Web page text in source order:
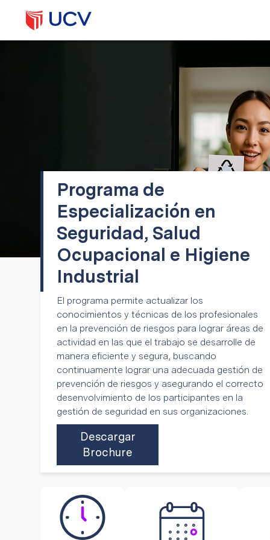
---------------------------
Programa de
Especialización en
Seguridad, Salud
Ocupacional e Higiene
Industrial
El programa permite actualizar los
conocimientos y técnicas de los profesionales
en la prevención de riesgos para lograr áreas de
actividad en las que el trabajo se desarrolle de
manera eficiente y segura, buscando
continuamente lograr una adecuada gestión de
prevención de riesgos y asegurando el correcto
desenvolvimiento de los participantes en la
gestión de seguridad en sus organizaciones.
Descargar
Brochure